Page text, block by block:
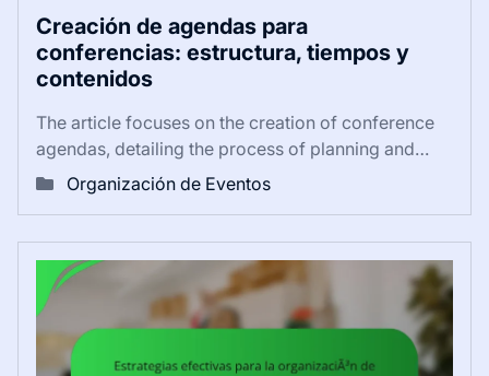
Creación de agendas para
conferencias: estructura, tiempos y
contenidos
The article focuses on the creation of conference
agendas, detailing the process of planning and…
Organización de Eventos